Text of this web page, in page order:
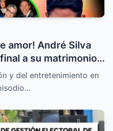
amor! André Silva
a su matrimonio
Alexander
y del entretenimiento en